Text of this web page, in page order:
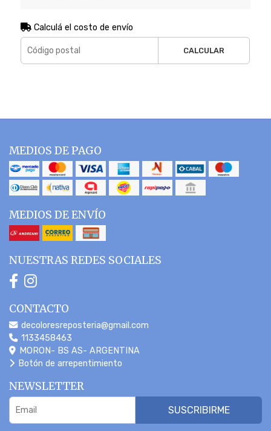
Calculá el costo de envío
CALCULAR
MEDIOS DE PAGO
MEDIOS DE ENVÍO
NUESTRAS REDES SOCIALES
CONTACTO
decoloresreposteria@gmail.com
1133458463
MORON- BS AS- ARGENTINA
Botón de arrepentimiento
NEWSLETTER
SUSCRIBIRME